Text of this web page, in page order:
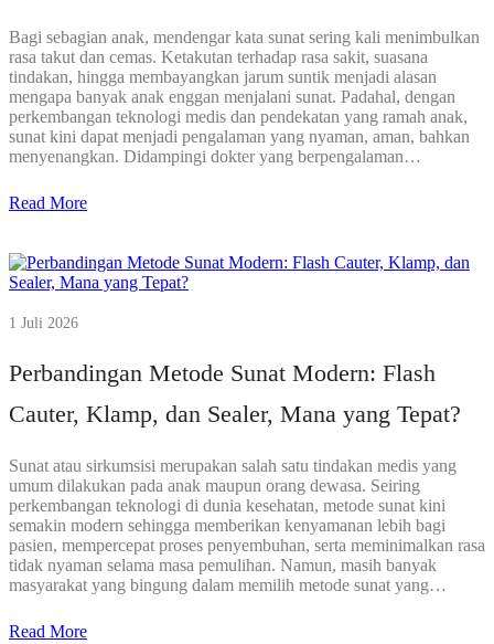
Bagi sebagian anak, mendengar kata sunat sering kali menimbulkan
rasa takut dan cemas. Ketakutan terhadap rasa sakit, suasana
tindakan, hingga membayangkan jarum suntik menjadi alasan
mengapa banyak anak enggan menjalani sunat. Padahal, dengan
perkembangan teknologi medis dan pendekatan yang ramah anak,
sunat kini dapat menjadi pengalaman yang nyaman, aman, bahkan
menyenangkan. Didampingi dokter yang berpengalaman…
Read More
1 Juli 2026
Perbandingan Metode Sunat Modern: Flash
Cauter, Klamp, dan Sealer, Mana yang Tepat?
Sunat atau sirkumsisi merupakan salah satu tindakan medis yang
umum dilakukan pada anak maupun orang dewasa. Seiring
perkembangan teknologi di dunia kesehatan, metode sunat kini
semakin modern sehingga memberikan kenyamanan lebih bagi
pasien, mempercepat proses penyembuhan, serta meminimalkan rasa
tidak nyaman selama masa pemulihan. Namun, masih banyak
masyarakat yang bingung dalam memilih metode sunat yang…
Read More